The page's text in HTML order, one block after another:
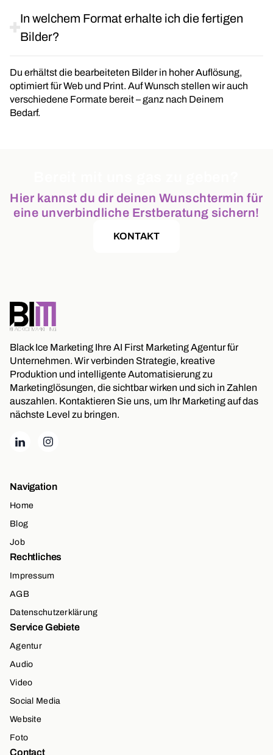
In welchem Format erhalte ich die fertigen
Bilder?
Du erhältst die bearbeiteten Bilder in hoher Auflösung,
optimiert für Web und Print. Auf Wunsch stellen wir auch
verschiedene Formate bereit – ganz nach Deinem
Bedarf.
Hier kannst du dir deinen Wunschtermin für
eine unverbindliche Erstberatung sichern!
KONTAKT
Black Ice Marketing Ihre AI First Marketing Agentur für
Unternehmen. Wir verbinden Strategie, kreative
Produktion und intelligente Automatisierung zu
Marketinglösungen, die sichtbar wirken und sich in Zahlen
auszahlen. Kontaktieren Sie uns, um Ihr Marketing auf das
nächste Level zu bringen.
Navigation
Home
Blog
Job
Rechtliches
Impressum
AGB
Datenschutzerklärung
Service Gebiete
Agentur
Audio
Video
Social Media
Website
Foto
Contact